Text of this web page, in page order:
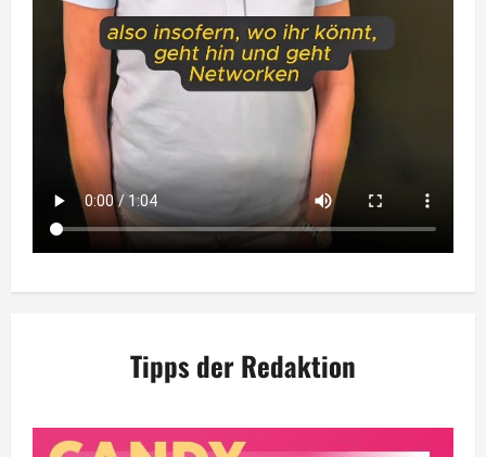
Tipps der Redaktion